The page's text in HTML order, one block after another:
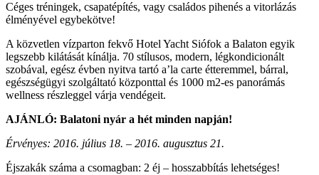
Céges tréningek, csapatépítés, vagy családos pihenés a vitorlázás
élményével egybekötve!
A közvetlen vízparton fekvő Hotel Yacht Siófok a Balaton egyik
legszebb kilátását kínálja. 70 stílusos, modern, légkondicionált
szobával, egész évben nyitva tartó a’la carte étteremmel, bárral,
egészségügyi szolgáltató központtal és 1000 m2-es panorámás
wellness részleggel várja vendégeit.
AJÁNLÓ: Balatoni nyár a hét minden napján!
Érvényes: 2016. július 18. – 2016. augusztus 21.
Éjszakák száma a csomagban: 2 éj – hosszabbítás lehetséges!